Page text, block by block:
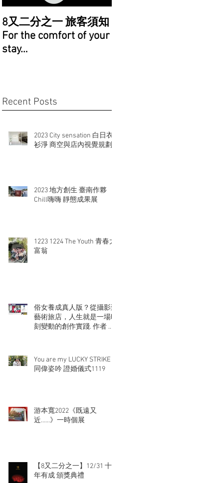
8又二分之一 旅客須知
For the comfort of your
stay…
Recent Posts
2023 City sensation 白日衣
衫淨 商空與店內視覺規劃
2023 地方創生 臺南作夥
Chill嗨嗨 靜態成果展
1223 1224 The Youth 青春大
富翁
俗女養成真人版？從攝影到
藝術旅店，人生就是一場時
刻變動的創作實踐. 作者 張
You are my LUCKY STRIKE
同偉姿吟 證婚儀式1119
游本寬2022《既遠又
近……》一時個展
【8又二分之一】12/31 十
年有成 頒獎典禮